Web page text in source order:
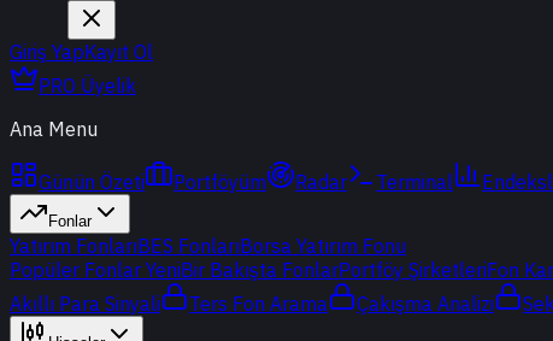
Giriş YapKayıt Ol
PRO Üyelik
Ana Menu
Günün Özeti Portföyüm Radar Terminal
Fonlar
Yatırım FonlarıBES FonlarıBorsa Yatırım Fonu
Popüler Fonlar YeniBir Bakışta FonlarPortföy ŞirketleriFon
Akıllı Para Sinyali
Ters Fon Arama Çakışma Analizi